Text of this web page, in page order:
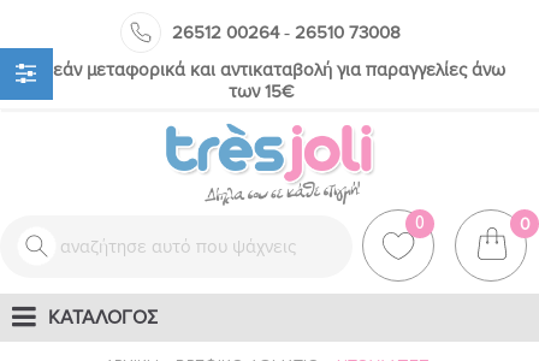
26512 00264- 26510 73008
Δωρεάν μεταφορικά και αντικαταβολή για παραγγελίες άνω
των 15€
0 0
ΚΑΤΑΛΟΓΟΣ